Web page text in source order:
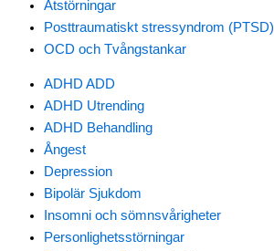
Ätstörningar
Posttraumatiskt stressyndrom (PTSD)
OCD och Tvångstankar
ADHD ADD
ADHD Utrending
ADHD Behandling
Ångest
Depression
Bipolär Sjukdom
Insomni och sömnsvårigheter
Personlighetsstörningar